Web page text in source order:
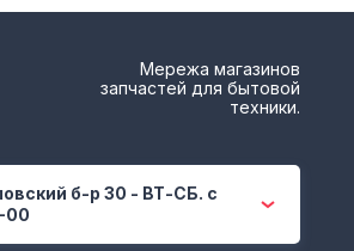
Мережа магазинов
запчастей для бытовой
техники.
б-р 30 - ВТ-СБ. с
00